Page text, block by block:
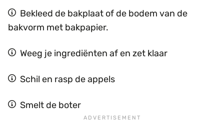
Bekleed de bakplaat of de bodem van de
bakvorm met bakpapier.
Weeg je ingrediënten af en zet klaar
Schil en rasp de appels
Smelt de boter